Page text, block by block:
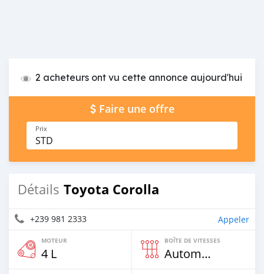
2 acheteurs ont vu cette annonce aujourd'hui
Faire une offre
Prix
STD
Détails Toyota Corolla
+239 981 2333 Appeler
MOTEUR
4 L
BOÎTE DE VITESSES
Automatique